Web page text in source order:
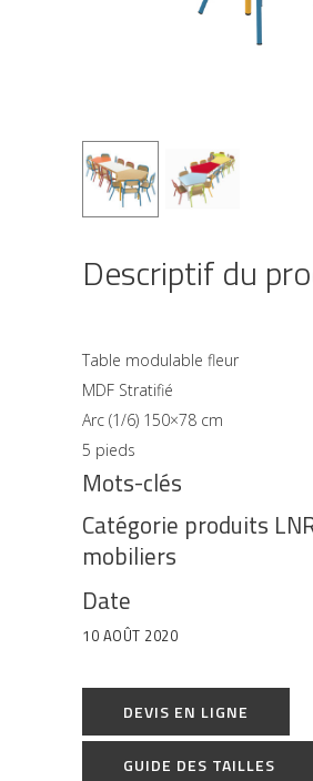
Descriptif du
Table modulable fleur
MDF Stratifié
Arc (1/6) 150×78 cm
5 pieds
Mots-clés
Catégorie produits
mobiliers
Date
10 AOÛT 2020
DEVIS EN LIGNE
GUIDE DES TAILLES